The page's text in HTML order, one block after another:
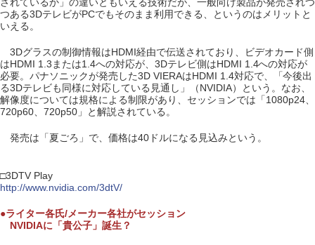
つある3DテレビがPCでもそのまま利用できる、というのはメリットと
いえる。
3Dグラスの制御情報はHDMI経由で伝送されており、ビデオカード側
はHDMI 1.3または1.4への対応が、3Dテレビ側はHDMI 1.4への対応が
必要。パナソニックが発売した3D VIERAはHDMI 1.4対応で、「今後出
る3Dテレビも同様に対応している見通し」（NVIDIA）という。なお、
解像度については規格による制限があり、セッションでは「1080p24、
720p60、720p50」と解説されている。
発売は「夏ごろ」で、価格は40ドルになる見込みという。
□3DTV Play
http://www.nvidia.com/3dtV/
●ライター各氏/メーカー各社がセッション
NVIDIAに「貴公子」誕生？